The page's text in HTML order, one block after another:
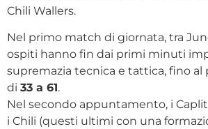
Chili Wallers.
Nel primo match di giornata, tra
ospiti hanno fin dai primi minuti
supremazia tecnica e tattica, fino
di 33 a 61.
Nel secondo appuntamento, i
i Chili (questi ultimi con una